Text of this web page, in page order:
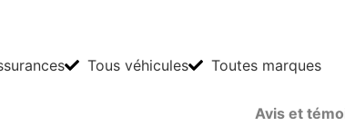
Tous véhicules Toutes marques
Avis et